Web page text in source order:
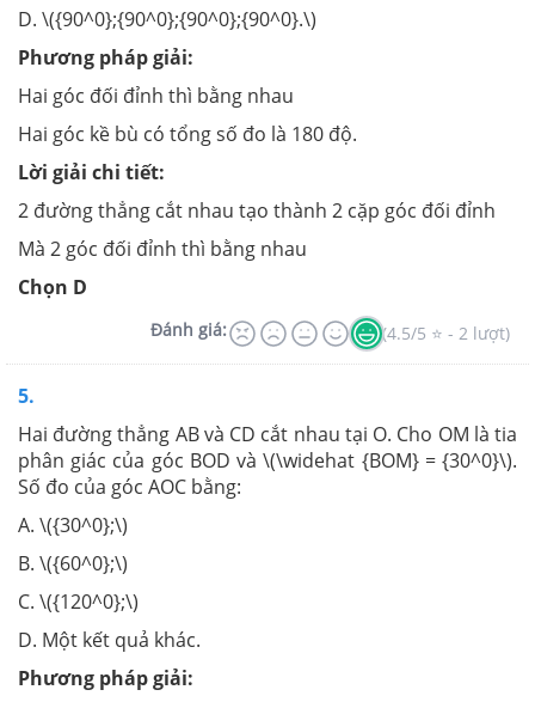
D. \({90^0};{90^0};{90^0};{90^0}.\)
Phương pháp giải:
Hai góc đối đỉnh thì bằng nhau
Hai góc kề bù có tổng số đo là 180 độ.
Lời giải chi tiết:
2 đường thẳng cắt nhau tạo thành 2 cặp góc đối đỉnh
Mà 2 góc đối đỉnh thì bằng nhau
Chọn D
Đánh giá: (4.5/5 ⭐ - 2 lượt)
5.
Hai đường thẳng AB và CD cắt nhau tại O. Cho OM là tia
phân giác của góc BOD và \(\widehat {BOM} = {30^0}\).
Số đo của góc AOC bằng:
A. \({30^0};\)
B. \({60^0};\)
C. \({120^0};\)
D. Một kết quả khác.
Phương pháp giải: